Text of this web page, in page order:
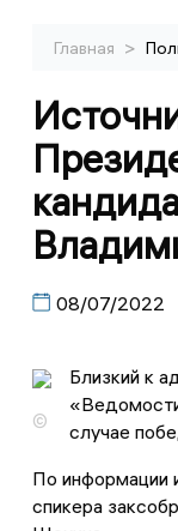
Главная >
08/07/2022
©
Близкий к
случае
По информации
спикера